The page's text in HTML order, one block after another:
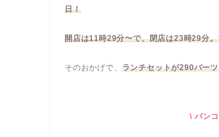
日！
開店は11時29分〜で、閉店は23時29分
そのおかげで、 ランチセットが290バーツ
\ バン